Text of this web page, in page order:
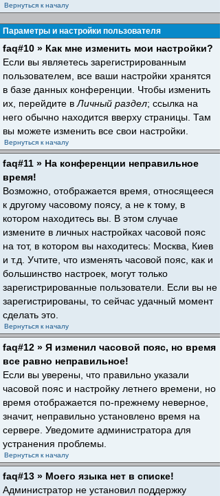
Вернуться к началу
Параметры и настройки пользователя
faq#10 » Как мне изменить мои настройки?
Если вы являетесь зарегистрированным
пользователем, все ваши настройки хранятся
в базе данных конференции. Чтобы изменить
их, перейдите в Личный раздел; ссылка на
него обычно находится вверху страницы. Там
вы можете изменить все свои настройки.
Вернуться к началу
faq#11 » На конференции неправильное
время!
Возможно, отображается время, относящееся
к другому часовому поясу, а не к тому, в
котором находитесь вы. В этом случае
измените в личных настройках часовой пояс
на тот, в котором вы находитесь: Москва, Киев
и т.д. Учтите, что изменять часовой пояс, как и
большинство настроек, могут только
зарегистрированные пользователи. Если вы не
зарегистрированы, то сейчас удачный момент
сделать это.
Вернуться к началу
faq#12 » Я изменил часовой пояс, но время
все равно неправильное!
Если вы уверены, что правильно указали
часовой пояс и настройку летнего времени, но
время отображается по-прежнему неверное,
значит, неправильно установлено время на
сервере. Уведомите администратора для
устранения проблемы.
Вернуться к началу
faq#13 » Моего языка нет в списке!
Администратор не установил поддержку